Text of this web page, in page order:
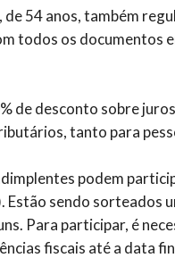
54 anos, também
todos os documentos
de desconto sobre
tanto para
podem
sendo sorteados
Para participar, é
fiscais até a data